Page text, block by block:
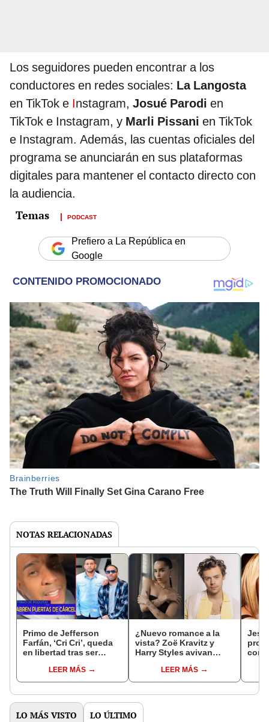
Los seguidores pueden encontrar a los
conductores en redes sociales: La Langosta
en TikTok e Instagram, Josué Parodi en
TikTok e Instagram, y Marli Pissani en TikTok
e Instagram. Además, las cuentas oficiales del
programa se anunciarán en sus plataformas
digitales para mantener el contacto directo con
la audiencia.
PODCAST
Prefiero a La República en
Google
NOTAS RELACIONADAS
Primo de Jefferson
Farfán, ‘Cri Cri’, queda
en libertad tras ser
presunto abuso sexual
LEER MÁS
¿Nuevo romance a la
vista? Zoë Kravitz y
Harry Styles avivan
tras ser vistos
paseando juntos por
LEER MÁS
LO MÁS VISTO LO ÚLTIMO